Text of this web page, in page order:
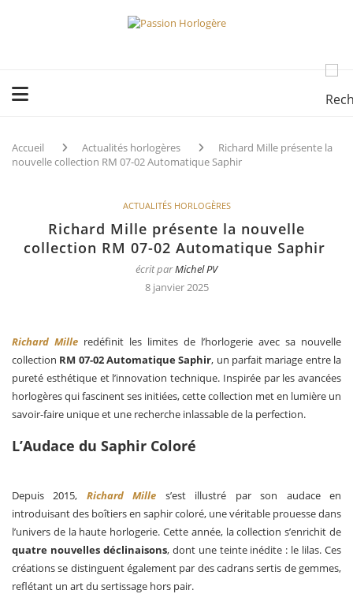
Accueil Actualités horlogères
Richard Mille présente la
nouvelle collection RM 07-02 Automatique Saphir
ACTUALITÉS HORLOGÈRES
Richard Mille présente la nouvelle
collection RM 07-02 Automatique Saphir
écrit parMichel PV
8 janvier 2025
Richard Mille redéfinit les limites de l’horlogerie avec sa nouvelle
collection RM 07-02 Automatique Saphir, un parfait mariage entre la
pureté esthétique et l’innovation technique. Inspirée par les avancées
horlogères qui fascinent ses initiées, cette collection met en lumière un
savoir-faire unique et une recherche inlassable de la perfection.
L’Audace du Saphir Coloré
Depuis 2015, Richard Mille s’est illustré par son audace en
introduisant des boîtiers en saphir coloré, une véritable prouesse dans
l’univers de la haute horlogerie. Cette année, la collection s’enrichit de
quatre nouvelles déclinaisons, dont une teinte inédite : le lilas. Ces
créations se distinguent également par des cadrans sertis de gemmes,
reflétant un art du sertissage hors pair.